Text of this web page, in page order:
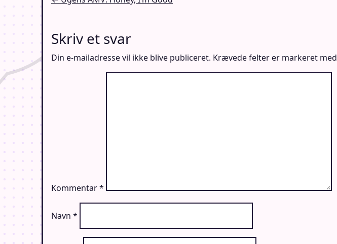
Skriv et svar
Din e-mailadresse vil ikke blive publiceret. Krævede felter er markeret med
Kommentar*
Navn *